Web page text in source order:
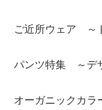
ご近所ウェア ～
パンツ特集 ～デ
オーガニックカ